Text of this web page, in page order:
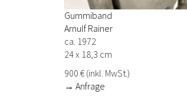
Gummiband
Arnulf Rainer
ca. 1972
24 x 18,3 cm
900 € (inkl. MwSt.)
→ Anfrage